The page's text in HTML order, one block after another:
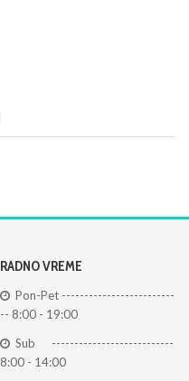
RADNO VREME
Pon-Pet -------------------------
-- 8:00 - 19:00
Sub ---------------------------
8:00 - 14:00